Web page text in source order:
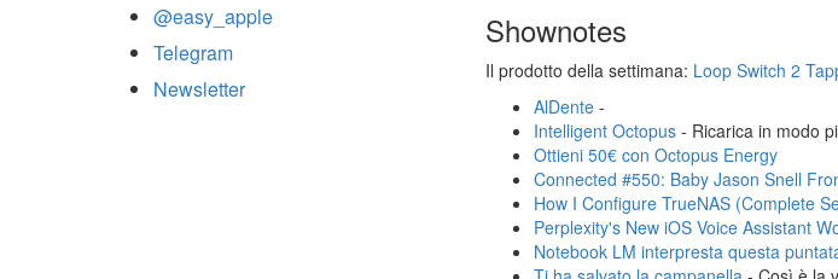
@easy_apple
Telegram
Newsletter
Shownotes
Il prodotto della settimana: Loop Switch 2
AlDente -
Intelligent Octopus - Ricarica in modo
Ottieni 50€ con Octopus Energy
Connected #550: Baby Jason Snell
How I Configure TrueNAS (Complete
Perplexity's New iOS Voice Assistant
Notebook LM interpresta questa